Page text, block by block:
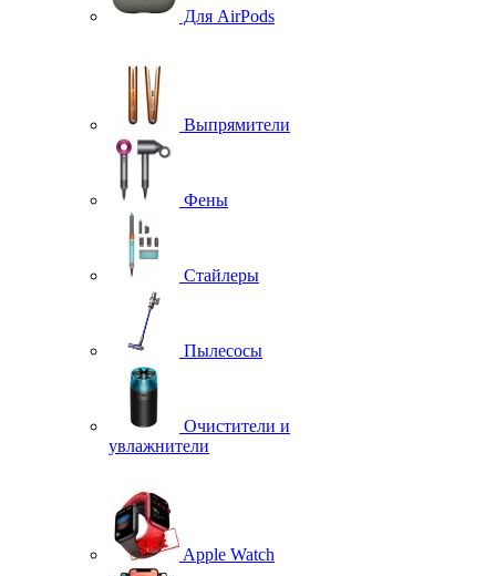
Для AirPods
Выпрямители
Фены
Стайлеры
Пылесосы
Очистители и
увлажнители
Apple Watch